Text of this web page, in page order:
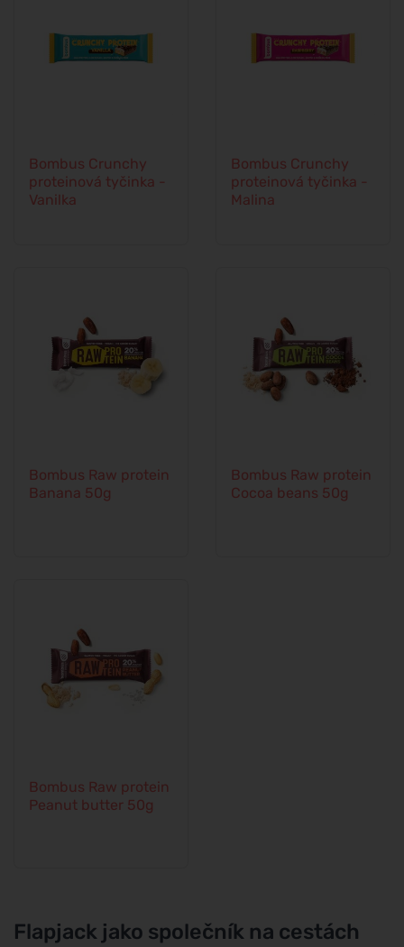
Bombus Crunchy
proteinová tyčinka -
Vanilka
Bombus Crunchy
proteinová tyčinka -
Malina
Bombus Raw protein
Banana 50g
Bombus Raw protein
Cocoa beans 50g
Bombus Raw protein
Peanut butter 50g
Flapjack jako společník na cestách